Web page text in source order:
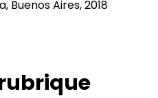
Buenos Aires, 2018